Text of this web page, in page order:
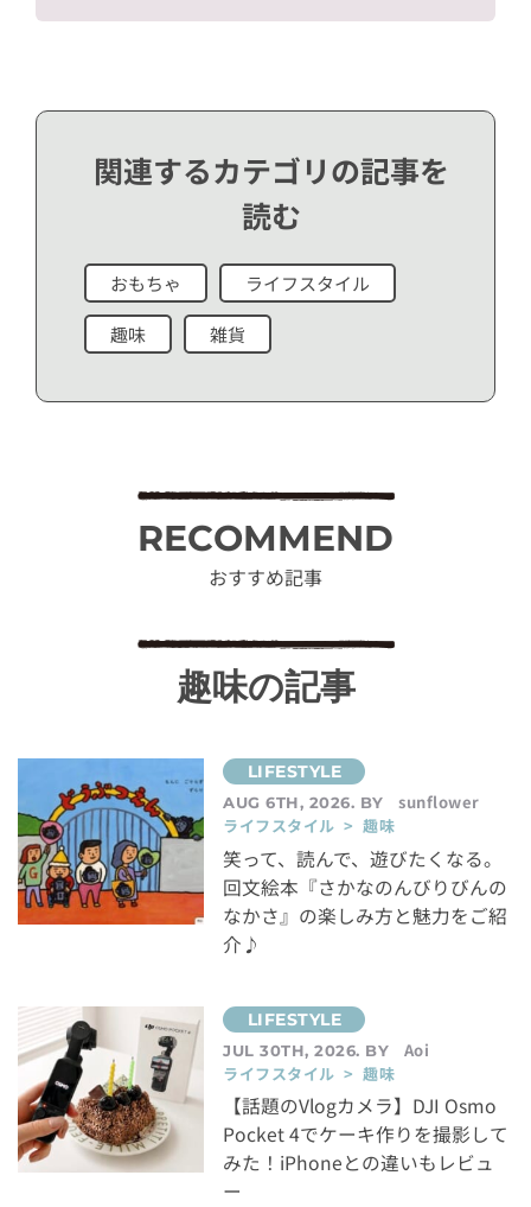
関連するカテゴリの記事を
読む
おもちゃ ライフスタイル
趣味 雑貨
RECOMMEND
おすすめ記事
趣味の記事
AUG 6TH, 2026. BY
sunflower
ライフスタイル > 趣味
笑って、読んで、遊びたくなる。
回文絵本『さかなのんびりびんの
なかさ』の楽しみ方と魅力をご紹
介♪
JUL 30TH, 2026. BY
Aoi
ライフスタイル > 趣味
【話題のVlogカメラ】DJI Osmo
Pocket 4でケーキ作りを撮影して
みた！iPhoneとの違いもレビュ
ー